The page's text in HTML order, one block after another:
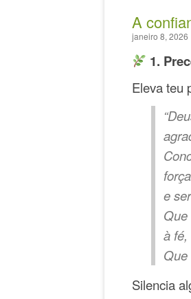
A
janeiro 8, 2026
1.
Eleva teu
e
à fé,
Que
Silencia